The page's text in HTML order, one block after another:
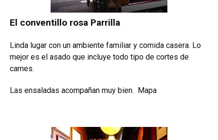
El conventillo rosa Parrilla
Linda lugar con un ambiente familiar y comida casera. Lo
mejor es el asado que incluye todo tipo de cortes de
carnes.
Las ensaladas acompañan muy bien. Mapa